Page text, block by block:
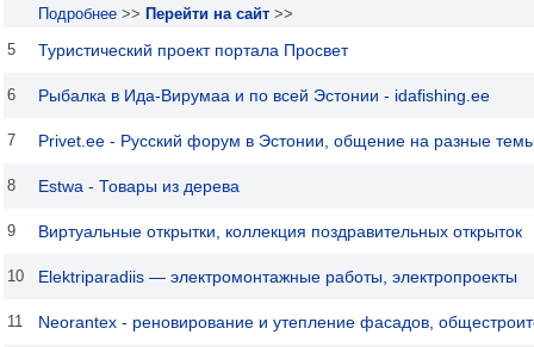
Подробнее >> Перейти на сайт >>
5
Туристический проект портала Просвет
6 Рыбалка в Ида-Вирумаа и по всей Эстонии - idafishing.ee
7 Privet.ее - Русский форум в Эстонии, общение на разные
8 Estwa - Товары из дерева
9 Виртуальные открытки, коллекция поздравительных открыток
10 Elektriparadiis — электромонтажные работы, электропроекты
11 Neorantex - реновирование и утепление фасадов,